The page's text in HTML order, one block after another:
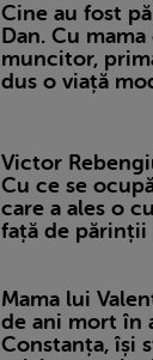
Cine au fost
Dan. Cu
muncitor,
dus o viață
Victor
Cu ce se
care a ales o
față de părinții
Mama lui
de ani mort în
Constanța, își